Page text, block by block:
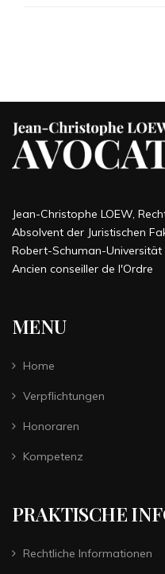
Jean-Christophe LOEW,
Absolvent der Juristischen
Robert-Schuman-Universität
Ancien conseiller de l'Ordre
MENU
Home
Verpflichtungen
Honoraren
Kompetenz
PRAKTISCHE
Rechtliche Informationen